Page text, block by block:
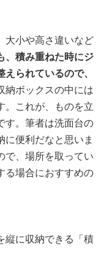
大小や高さ違いなど
、積み重ねた時にジ
られているので、
納ボックスの中には
。これが、ものを立
す。筆者は洗面台の
に便利だなと思いま
で、場所を取ってい
る場合におすすめの
縦に収納できる「積